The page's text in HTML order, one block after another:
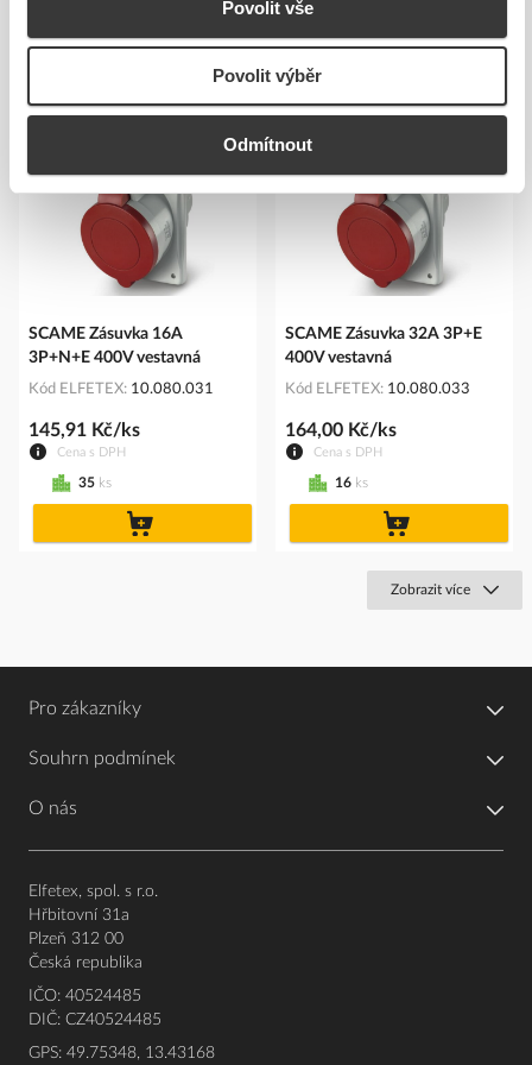
Povolit vše
Povolit výběr
Odmítnout
SCAME Zásuvka 16A
3P+N+E 400V vestavná
Kód ELFETEX 10.080.031
Cena s DPH
145,91 Kč/ks
35 ks
SCAME Zásuvka 32A 3P+E
400V vestavná
Kód ELFETEX 10.080.033
Cena s DPH
164,00 Kč/ks
16 ks
Zobrazit více
Pro zákazníky
Souhrn podmínek
O nás
Elfetex, spol. s r.o.
Hřbitovní 31a
Plzeň 312 00
Česká republika
IČO: 40524485
DIČ: CZ40524485
GPS: 49.75348, 13.43168